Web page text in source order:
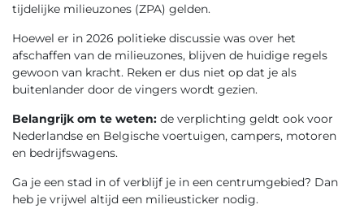
tijdelijke milieuzones (ZPA) gelden.
Hoewel er in 2026 politieke discussie was over het
afschaffen van de milieuzones, blijven de huidige regels
gewoon van kracht. Reken er dus niet op dat je als
buitenlander door de vingers wordt gezien.
Belangrijk om te weten: de verplichting geldt ook voor
Nederlandse en Belgische voertuigen, campers, motoren
en bedrijfswagens.
Ga je een stad in of verblijf je in een centrumgebied? Dan
heb je vrijwel altijd een milieusticker nodig.